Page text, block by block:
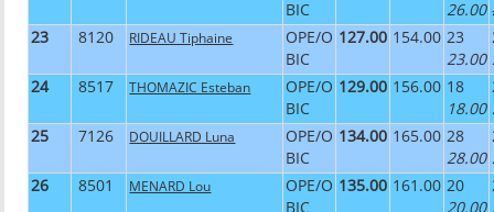
BIC
26.00
23
8120 RIDEAU Tiphaine
OPE/O
BIC
127.00 154.00 23
23.00
24
8517 THOMAZIC Esteban
OPE/O
BIC
129.00 156.00 18
18.00
25
7126 DOUILLARD Luna
OPE/O
BIC
134.00 165.00 28
28.00
26
8501 MENARD Lou
OPE/O 135.00 161.00 20